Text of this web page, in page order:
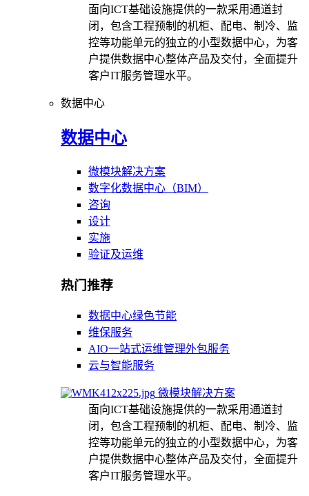
面向ICT基础设施提供的一款采用通道封
闭，包含工程预制的机柜、配电、制冷、监
控等功能单元的独立的小型数据中心，为客
户提供数据中心整体产品及交付，全面提升
客户IT服务管理水平。
数据中心
数据中心
微模块解决方案
数字化数据中心（BIM）
咨询
设计
实施
验证及运维
热门推荐
数据中心绿色节能
维保服务
AIO一站式运维管理外包服务
云与智能服务
微模块解决方案
面向ICT基础设施提供的一款采用通道封
闭，包含工程预制的机柜、配电、制冷、监
控等功能单元的独立的小型数据中心，为客
户提供数据中心整体产品及交付，全面提升
客户IT服务管理水平。